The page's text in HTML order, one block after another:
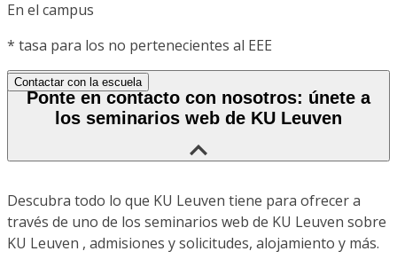
En el campus
* tasa para los no pertenecientes al EEE
Contactar con la escuela
Ponte en contacto con nosotros: únete a
los seminarios web de KU Leuven
Descubra todo lo que KU Leuven tiene para ofrecer a
través de uno de los seminarios web de KU Leuven sobre
KU Leuven , admisiones y solicitudes, alojamiento y más.